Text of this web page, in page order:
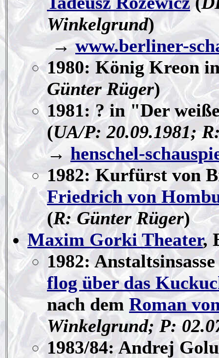
Winkelgrund)
→www.berliner-
1980: König Kreon
Günter Rüger)
1981: ? in "Der
(UA/P: 20.09.1981;
→henschel-
1982: Kurfürst von
Friedrich von
(R: Günter Rüger)
Maxim Gorki Theater,
1982:
flog über das
nach dem Roman
Winkelgrund; P:
1983/84: Andrej